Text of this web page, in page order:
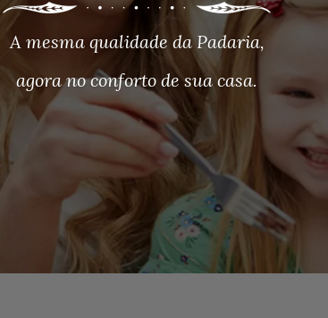
A mesma qualidade da Padaria,
agora no conforto de sua casa.